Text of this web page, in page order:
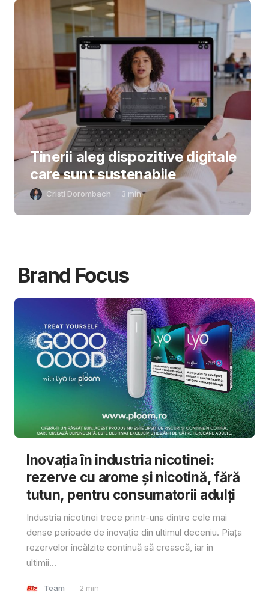
Tinerii aleg dispozitive digitale
care sunt sustenabile
Cristi Dorombach 3 min
Brand Focus
Inovația în industria nicotinei:
rezerve cu arome și nicotină, fără
tutun, pentru consumatorii adulți
Industria nicotinei trece printr-una dintre cele mai
dense perioade de inovație din ultimul deceniu. Piața
rezervelor încălzite continuă să crească, iar în
ultimii...
Team 2 min